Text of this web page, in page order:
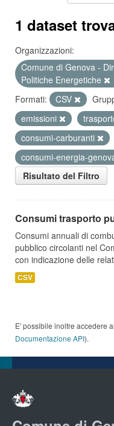
1 dataset
Organizzazioni:
Comune di Genova -
Politiche Energetiche
Formati:
CSV
emissioni
consumi-carburanti
consumi-energia-
Risultato del Filtro
Consumi trasporto
Consumi annuali di
pubblico circolanti nel
con indicazione delle
CSV
E' possibile inoltre accedere
Documentazione API).